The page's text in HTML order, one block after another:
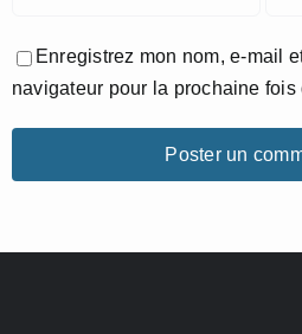
Enregistrez mon nom, e-mail
navigateur pour la prochaine fois